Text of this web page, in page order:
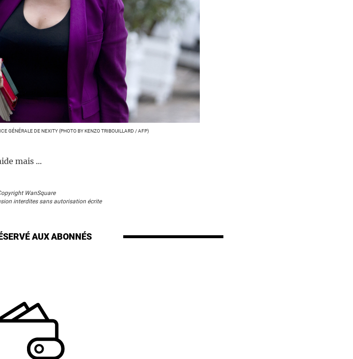
GÉNÉRALE DE NEXITY (PHOTO BY KENZO TRIBOUILLARD / AFP)
mais ...
WanSquare
interdites sans autorisation écrite
AUX ABONNÉS